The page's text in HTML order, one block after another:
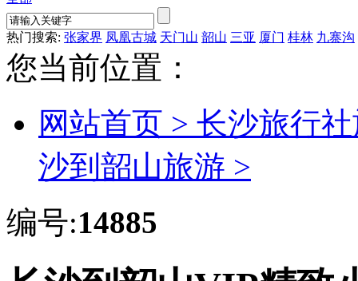
热门搜索: 张家界 凤凰古城 天门山 韶山 三亚 厦门 桂林 九寨沟
您当前位置：
网站首页 > 长沙旅行
沙到韶山旅游 >
编号:14885